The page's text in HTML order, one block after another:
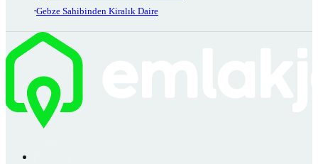
Gebze Sahibinden Kiralık Daire